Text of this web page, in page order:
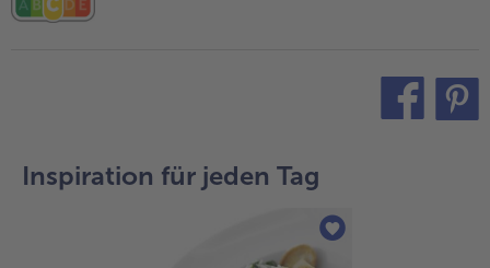
Inspiration für jeden Tag